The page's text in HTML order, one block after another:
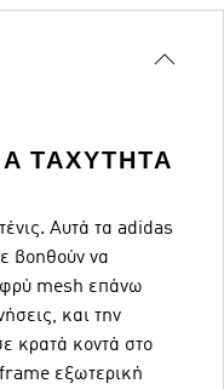
ΤΑΧΎΤΗΤΑ
Αυτά τα adidas
βοηθούν να
mesh επάνω
και την
κρατά κοντά στο
εξωτερική